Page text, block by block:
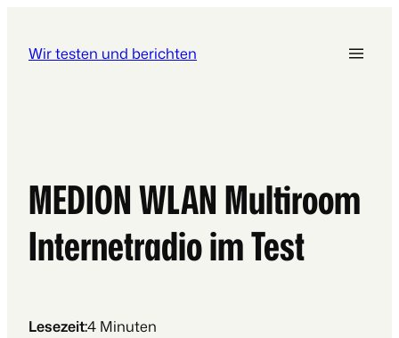
Wir testen und berichten
MEDION WLAN Multiroom
Internetradio im Test
Lesezeit:4 Minuten